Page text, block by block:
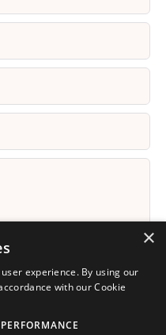
×
experience. By using our
with our Cookie
PERFORMANCE